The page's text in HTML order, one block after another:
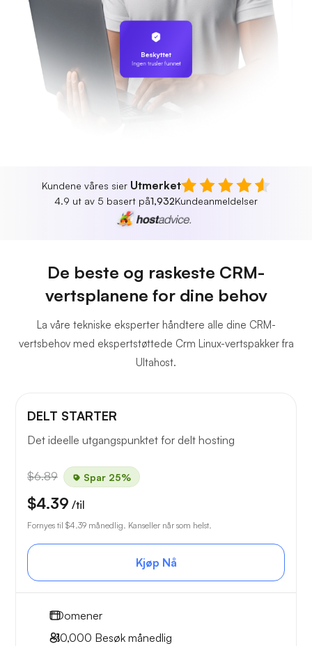
Beskyttet
Ingen trusler funnet
Kundene våres sier Utmerket
4.9 ut av 5 basert på1,932Kundeanmeldelser
De beste og raskeste CRM-
vertsplanene for dine behov
La våre tekniske eksperter håndtere alle dine CRM-
vertsbehov med ekspertstøttede Crm Linux-vertspakker fra
Ultahost.
DELT STARTER
Det ideelle utgangspunktet for delt hosting
$6.89 Spar 25%
$4.39 /til
Fornyes til $4.39 månedlig. Kanseller når som helst.
Kjøp Nå
1Domener
~10,000 Besøk månedlig